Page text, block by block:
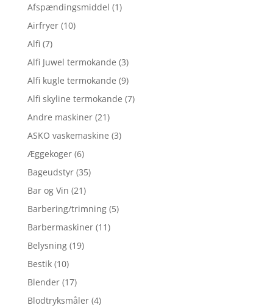
Afspændingsmiddel (1)
Airfryer (10)
Alfi (7)
Alfi Juwel termokande (3)
Alfi kugle termokande (9)
Alfi skyline termokande (7)
Andre maskiner (21)
ASKO vaskemaskine (3)
Æggekoger (6)
Bageudstyr (35)
Bar og Vin (21)
Barbering/trimning (5)
Barbermaskiner (11)
Belysning (19)
Bestik (10)
Blender (17)
Blodtryksmåler (4)